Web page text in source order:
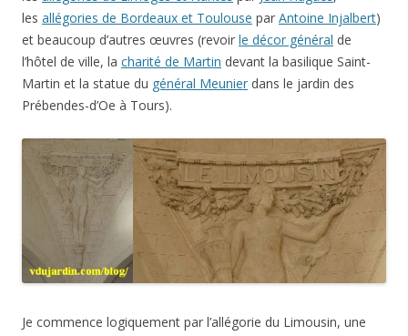
les allégories de Bordeaux et Toulouse par Antoine Injalbert)
et beaucoup d’autres œuvres (revoir le décor général de
l’hôtel de ville, la charité de Martin devant la basilique Saint-
Martin et la statue du général Meunier dans le jardin des
Prébendes-d’Oe à Tours).
Je commence logiquement par l’allégorie du Limousin, une